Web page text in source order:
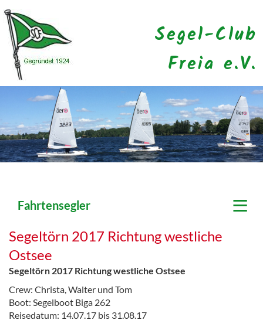
Segel-Club
Freia e.V.
Fahrtensegler ≡
Segeltörn 2017 Richtung westliche
Ostsee
Segeltörn 2017 Richtung westliche Ostsee
Crew: Christa, Walter und Tom
Boot: Segelboot Biga 262
Reisedatum: 14.07.17 bis 31.08.17